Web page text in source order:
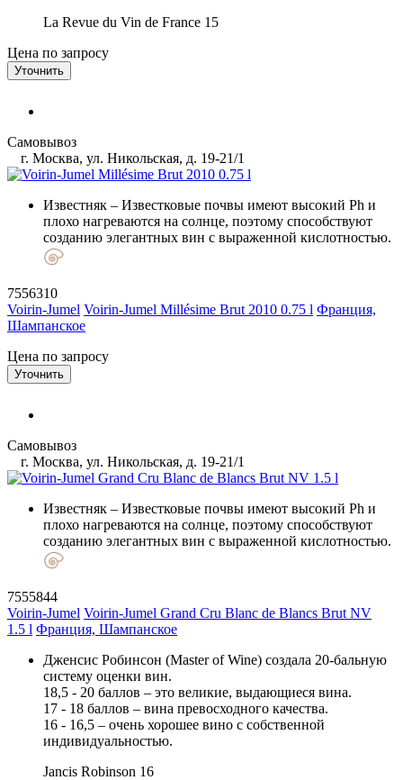
La Revue du Vin de France 15
Цена по запросу
Уточнить
Самовывоз
г. Москва, ул. Никольская, д. 19-21/1
Известняк – Известковые почвы имеют высокий Ph и
плохо нагреваются на солнце, поэтому способствуют
созданию элегантных вин с выраженной кислотностью.
7556310
Voirin-Jumel Voirin-Jumel Millésime Brut 2010 0.75 l Франция,
Шампанское
Цена по запросу
Уточнить
Самовывоз
г. Москва, ул. Никольская, д. 19-21/1
Известняк – Известковые почвы имеют высокий Ph и
плохо нагреваются на солнце, поэтому способствуют
созданию элегантных вин с выраженной кислотностью.
7555844
Voirin-Jumel Voirin-Jumel Grand Cru Blanc de Blancs Brut NV
1.5 l Франция, Шампанское
Дженсис Робинсон (Master of Wine) создала 20-бальную
систему оценки вин.
18,5 - 20 баллов – это великие, выдающиеся вина.
17 - 18 баллов – вина превосходного качества.
16 - 16,5 – очень хорошее вино с собственной
индивидуальностью.
Jancis Robinson 16